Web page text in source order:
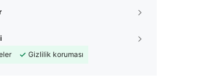
Gizlilik koruması